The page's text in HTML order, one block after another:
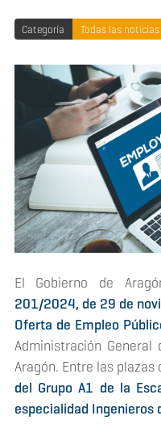
Categoría Todas las noticias
El Gobierno de
201/2024, de 29 de
Oferta de Empleo
Administración
Aragón. Entre las
del Grupo A1 de la
especialidad Ingenieros